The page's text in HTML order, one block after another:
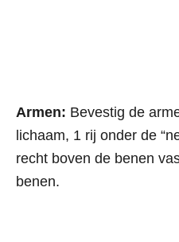
Armen: Bevestig de
lichaam, 1 rij onder de
recht boven de benen
benen.